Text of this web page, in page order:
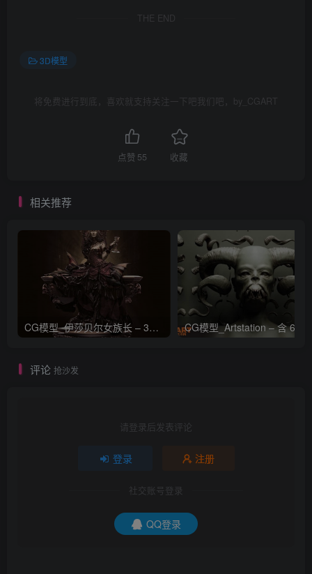
THE END
3D模型
将免费进行到底，喜欢就支持关注一下吧我们吧，by_CGART
点赞 55 收藏
相关推荐
CG模型_伊莎贝尔女族长 – 3D 模型_CGART_模型下载
评论 抢沙发
请登录后发表评论
登录 注册
社交账号登录
QQ登录